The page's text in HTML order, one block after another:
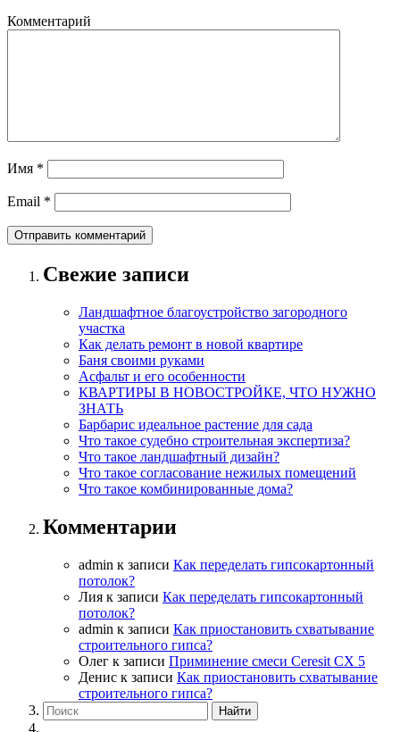
Комментарий
Имя *
Email *
Свежие записи
Ландшафтное благоустройство загородного
участка
Как делать ремонт в новой квартире
Баня своими руками
Асфальт и его особенности
КВАРТИРЫ В НОВОСТРОЙКЕ, ЧТО НУЖНО
ЗНАТЬ
Барбарис идеальное растение для сада
Что такое судебно строительная экспертиза?
Что такое ландшафтный дизайн?
Что такое согласование нежилых помещений
Что такое комбинированные дома?
Комментарии
admin к записи Как переделать гипсокартонный
потолок?
Лия к записи Как переделать гипсокартонный
потолок?
admin к записи Как приостановить схватывание
строительного гипса?
Олег к записи Приминение смеси Ceresit СХ 5
Денис к записи Как приостановить схватывание
строительного гипса?